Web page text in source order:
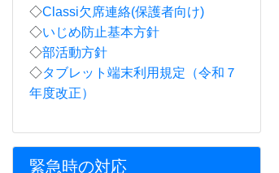
◇Classi欠席連絡(保護者向け)
◇いじめ防止基本方針
◇部活動方針
◇タブレット端末利用規定（令和７
年度改正）
緊急時の対応